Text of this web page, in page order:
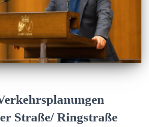
Straße/ Ringstraße